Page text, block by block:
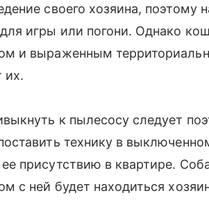
своего хозяина, поэтому
игры или погони. Однако
и выраженным
их.
к пылесосу следует
технику в
присутствию в квартире.
с ней будет находиться